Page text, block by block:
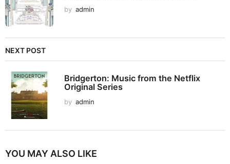
by admin
NEXT POST
Bridgerton: Music from the Netflix
Original Series
by admin
YOU MAY ALSO LIKE